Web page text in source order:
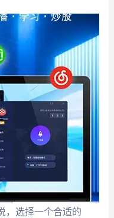
，选择一个合适的